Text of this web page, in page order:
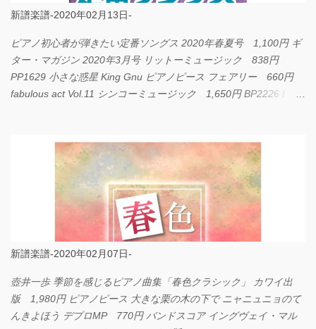
新譜楽譜-2020年02月13日-
ピアノ初心者が弾きたい定番ソングス 2020年春夏号 1,100円 ギ
ター・マガジン 2020年3月号 リットーミュージック 838円
PP1629 小さな惑星 King Gnu ピアノピース フェアリー 660円
fabulous act Vol.11 シンコーミュージック 1,650円 BP2226 I
新譜楽譜-2020年02月07日-
壺井一歩 季節を感じるピアノ曲集「春色クラシック」 カワイ出
版 1,980円 ピアノピース 大きな栗の木の下で ニャニュニョのて
んきよほう デプロMP 770円 バンドスコア イングヴェイ・マル